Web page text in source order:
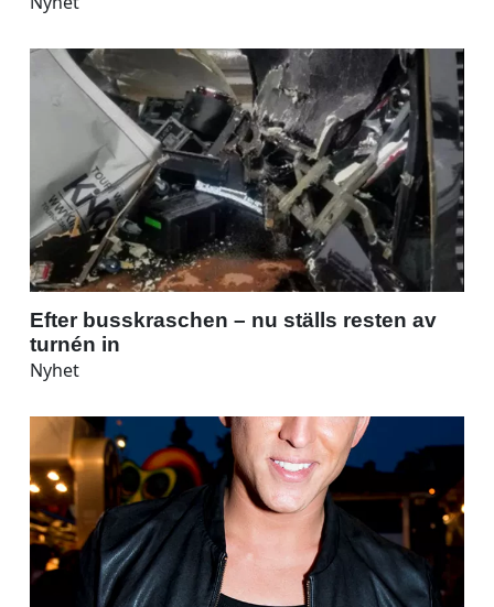
Efter busskraschen – nu ställs resten av
turnén in
Nyhet